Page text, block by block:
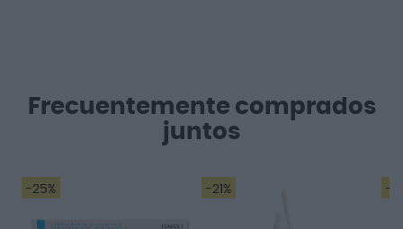
Frecuentemente comprados
juntos
-25% -21% -